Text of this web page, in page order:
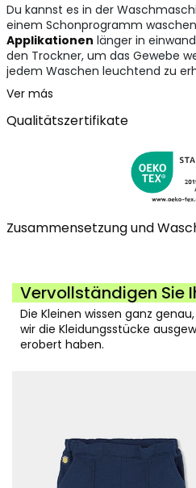
Du kannst es in der
einem Schonprogramm
Applikationen länger in
den Trockner, um das Gewebe
jedem Waschen leuchtend zu
Ver más
Qualitätszertifikate
Zusammensetzung und
Vervollständigen Sie
Die Kleinen wissen ganz
wir die Kleidungsstücke
erobert haben.